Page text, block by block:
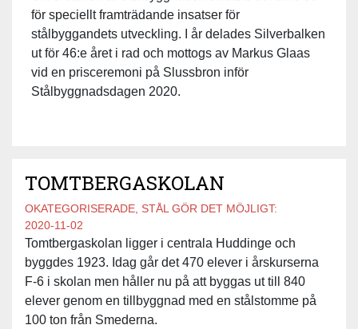
för speciellt framträdande insatser för
stålbyggandets utveckling. I år delades Silverbalken
ut för 46:e året i rad och mottogs av Markus Glaas
vid en prisceremoni på Slussbron inför
Stålbyggnadsdagen 2020.
TOMTBERGASKOLAN
OKATEGORISERADE, STÅL GÖR DET MÖJLIGT:
2020-11-02
Tomtbergaskolan ligger i centrala Huddinge och
byggdes 1923. Idag går det 470 elever i årskurserna
F-6 i skolan men håller nu på att byggas ut till 840
elever genom en tillbyggnad med en stålstomme på
100 ton från Smederna.